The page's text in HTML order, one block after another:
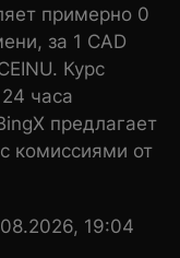
примерно 0
за 1 CAD
Курс
часа
предлагает
комиссиями от
19:04